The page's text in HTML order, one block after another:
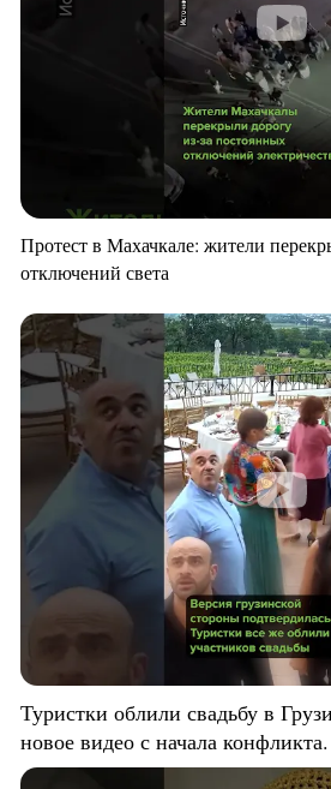
Протест в Махачкале: жители
отключений света
Туристки облили свадьбу в
новое видео с начала конфликта.